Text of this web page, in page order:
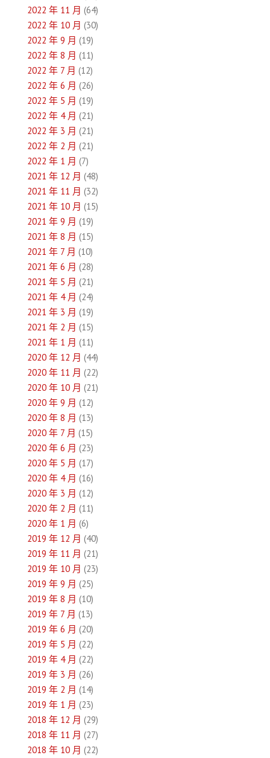
2022 年 11 月 (64)
2022 年 10 月 (30)
2022 年 9 月 (19)
2022 年 8 月 (11)
2022 年 7 月 (12)
2022 年 6 月 (26)
2022 年 5 月 (19)
2022 年 4 月 (21)
2022 年 3 月 (21)
2022 年 2 月 (21)
2022 年 1 月 (7)
2021 年 12 月 (48)
2021 年 11 月 (32)
2021 年 10 月 (15)
2021 年 9 月 (19)
2021 年 8 月 (15)
2021 年 7 月 (10)
2021 年 6 月 (28)
2021 年 5 月 (21)
2021 年 4 月 (24)
2021 年 3 月 (19)
2021 年 2 月 (15)
2021 年 1 月 (11)
2020 年 12 月 (44)
2020 年 11 月 (22)
2020 年 10 月 (21)
2020 年 9 月 (12)
2020 年 8 月 (13)
2020 年 7 月 (15)
2020 年 6 月 (23)
2020 年 5 月 (17)
2020 年 4 月 (16)
2020 年 3 月 (12)
2020 年 2 月 (11)
2020 年 1 月 (6)
2019 年 12 月 (40)
2019 年 11 月 (21)
2019 年 10 月 (23)
2019 年 9 月 (25)
2019 年 8 月 (10)
2019 年 7 月 (13)
2019 年 6 月 (20)
2019 年 5 月 (22)
2019 年 4 月 (22)
2019 年 3 月 (26)
2019 年 2 月 (14)
2019 年 1 月 (23)
2018 年 12 月 (29)
2018 年 11 月 (27)
2018 年 10 月 (22)